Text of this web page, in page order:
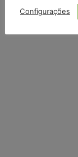
Configurações